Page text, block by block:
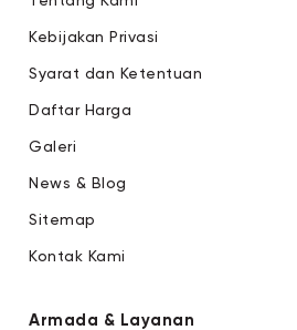
Kebijakan Privasi
Syarat dan Ketentuan
Daftar Harga
Galeri
News & Blog
Sitemap
Kontak Kami
Armada & Layanan